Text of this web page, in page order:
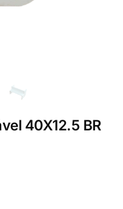
40X12.5 BR